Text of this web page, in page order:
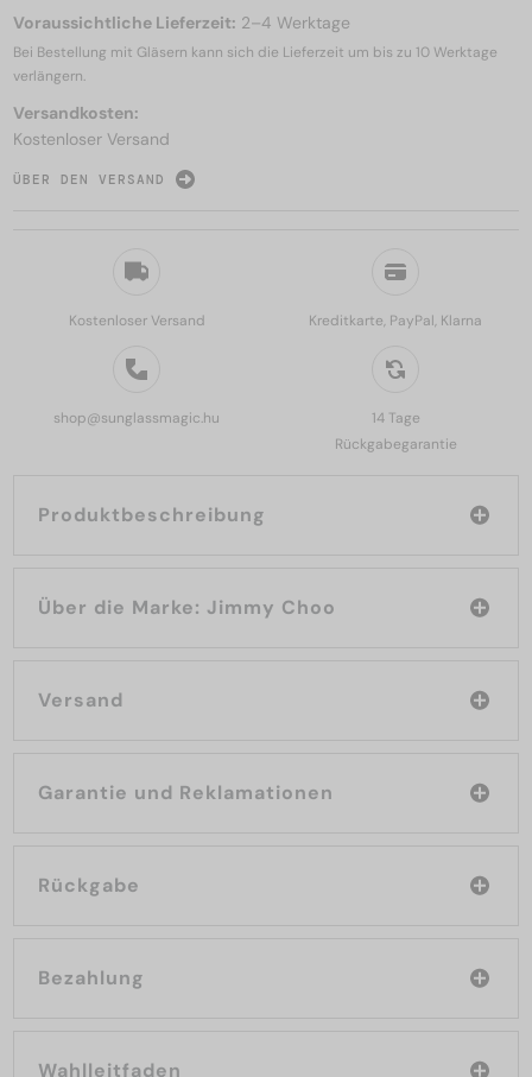
Kostenloser Versand Kreditkarte, PayPal, Klarna
shop@sunglassmagic.hu
14 Tage
Rückgabegarantie
Produktbeschreibung
Über die Marke: Jimmy Choo
Versand
Garantie und Reklamationen
Rückgabe
Bezahlung
Wahlleitfaden
Voraussichtliche Lieferzeit: 2–4 Werktage
Bei Bestellung mit Gläsern kann sich die Lieferzeit um bis zu 10 Werktage
verlängern.
Versandkosten:
Kostenloser Versand
ÜBER DEN VERSAND